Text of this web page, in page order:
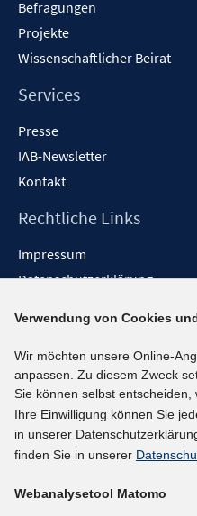
Befragungen
Projekte
Wissenschaftlicher Beirat
Services
Presse
IAB-Newsletter
Kontakt
Rechtliche Links
Impressum
Datenschutzerklärung
Barrieren melden
Social-Media-Kanäle
BlueSky
YouTube
LinkedIn
kununu
Verwendung von Cookies
Wir möchten unsere Online-
anpassen. Zu diesem Zweck
Sie können selbst entscheiden,
Ihre Einwilligung können Sie
in unserer
finden Sie in unserer
Webanalysetool Matomo